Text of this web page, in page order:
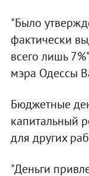
"Было
фактически
всего лишь
мэра Одессы
Бюджетные
капитальный
для других
"Деньги